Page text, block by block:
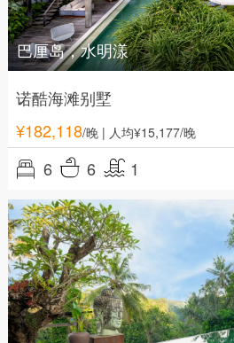
巴厘岛，水明漾
诺酷海滩别墅
¥182,118/晚| 人均¥15,177/晚
6 6 1